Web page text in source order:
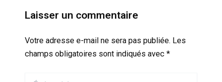
Laisser un commentaire
Votre adresse e-mail ne sera pas publiée. Les
champs obligatoires sont indiqués avec *